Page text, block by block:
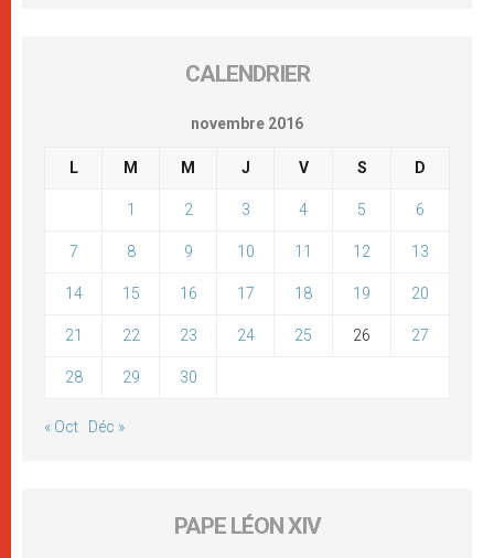
CALENDRIER
novembre 2016
L M M J V S D
1 2 3 4 5 6
7 8 9 10 11 12 13
14 15 16 17 18 19 20
21 22 23 24 25 26 27
28 29 30
« Oct Déc »
PAPE LÉON XIV